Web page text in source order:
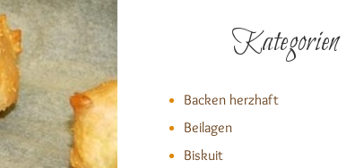
Kategorien
Backen herzhaft
Beilagen
Biskuit